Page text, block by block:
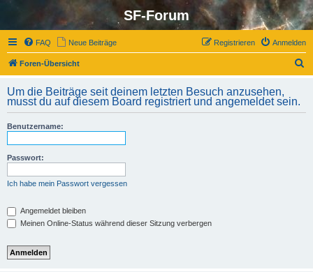
SF-Forum
FAQ Neue Beiträge Anmelden
Registrieren
Foren-Übersicht
h
Um die Beiträge seit deinem letzten Besuch anzusehen,
musst du auf diesem Board registriert und angemeldet sein.
Benutzername:
Passwort:
Ich habe mein Passwort vergessen
Angemeldet bleiben
Meinen Online-Status während dieser Sitzung verbergen